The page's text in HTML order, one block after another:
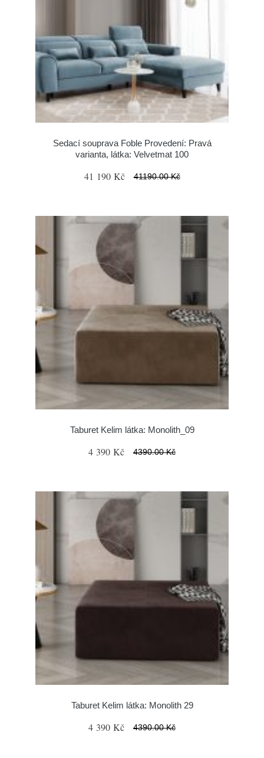
Sedací souprava Foble Provedení: Pravá
varianta, látka: Velvetmat 100
41 190 Kč 41190.00 Kč
Taburet Kelim látka: Monolith_09
4 390 Kč 4390.00 Kč
Taburet Kelim látka: Monolith 29
4 390 Kč 4390.00 Kč